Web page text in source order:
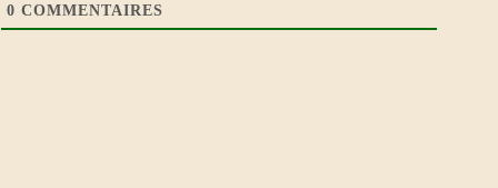
0 COMMENTAIRES